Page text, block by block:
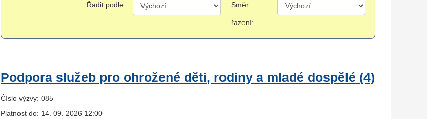
Řadit podle: Směr
řazení:
Podpora služeb pro ohrožené děti, rodiny a mladé dospělé (4)
Číslo výzvy: 085
Platnost do: 14. 09. 2026 12:00